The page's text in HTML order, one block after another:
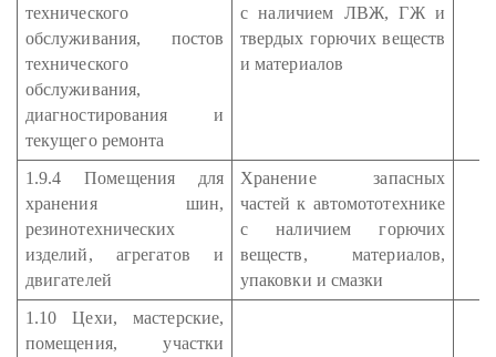
технического
обслуживания, постов
технического
обслуживания,
диагностирования и
текущего ремонта
с наличием ЛВЖ, ГЖ и
твердых горючих веществ
и материалов
1.9.4 Помещения для
хранения шин,
резинотехнических
изделий, агрегатов и
двигателей
Хранение запасных
частей к автомототехнике
с наличием горючих
веществ, материалов,
упаковки и смазки
1.10 Цехи, мастерские,
помещения, участки